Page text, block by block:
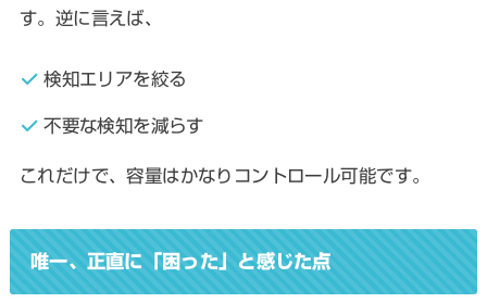
す。逆に言えば、
検知エリアを絞る
不要な検知を減らす
これだけで、容量はかなりコントロール可能です。
唯一、正直に「困った」と感じた点